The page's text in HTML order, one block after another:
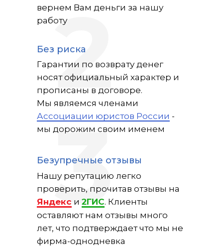
3
2
Без риска
Безупречные отзывы
вернем Вам деньги за нашу
работу
Гарантии по возврату денег
носят официальный характер и
прописаны в договоре.
Мы являемся членами
Ассоциации юристов России -
мы дорожим своим именем
Нашу репутацию легко
проверить, прочитав отзывы на
Яндекс и 2ГИС. Клиенты
оставляют нам отзывы много
лет, что подтверждает что мы не
фирма-однодневка